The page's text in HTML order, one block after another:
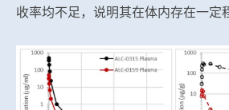
收率均不足，说明其在体内存在一定